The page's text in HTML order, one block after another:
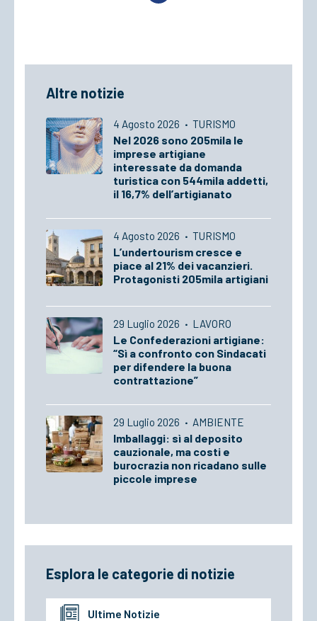
Altre notizie
4 Agosto 2026 · TURISMO
Nel 2026 sono 205mila le
imprese artigiane
interessate da domanda
turistica con 544mila addetti,
il 16,7% dell’artigianato
4 Agosto 2026 · TURISMO
L’undertourism cresce e
piace al 21% dei vacanzieri.
Protagonisti 205mila artigiani
29 Luglio 2026 · LAVORO
Le Confederazioni artigiane:
“Sì a confronto con Sindacati
per difendere la buona
contrattazione”
29 Luglio 2026 · AMBIENTE
Imballaggi: sì al deposito
cauzionale, ma costi e
burocrazia non ricadano sulle
piccole imprese
Esplora le categorie di notizie
Ultime Notizie